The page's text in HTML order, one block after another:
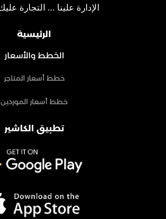
الرئيسية
الخطط والأسعار
خطط أسعار المتاجر
خطط أسعار الموردين
تطبيق الكاشير